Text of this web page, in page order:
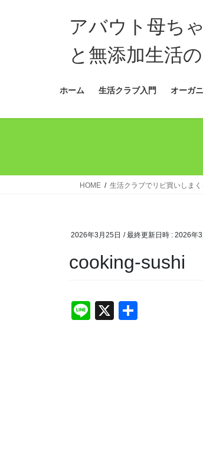
ッ
移
アバウト母ち
と無添加生活
ホーム 生活クラブ入門 オーガ
HOME 生活クラブでリピ買いしま
2026年3月25日 / 最終更新日時 : 2026年3
cooking-sushi
Li
X